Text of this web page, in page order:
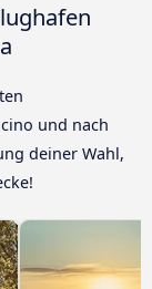
und nach
deiner Wahl,